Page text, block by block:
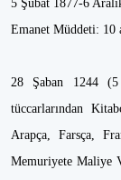
5 Şubat 1877-6
Emanet Müddeti: 10
28 Şaban 1244 (5
tüccarlarından
Arapça, Farsça,
Memuriyete Maliye